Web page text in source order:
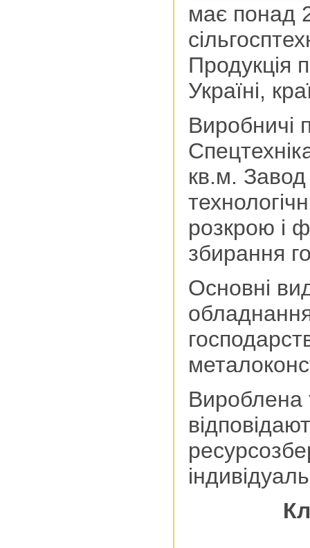
має понад
Продукція
Україні,
Виробничі
кв.м.
розкрою і
збирання
Основні
Вироблена